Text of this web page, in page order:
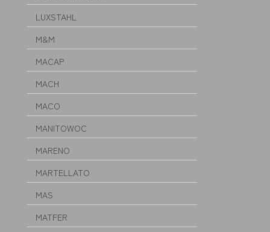
LUXSTAHL
M&M
MACAP
MACH
MACO
MANITOWOC
MARENO
MARTELLATO
MAS
MATFER